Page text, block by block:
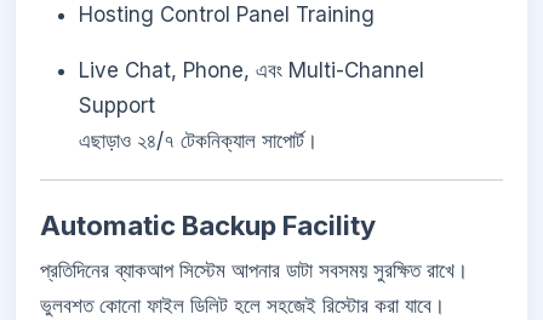
Hosting Control Panel Training
Live Chat, Phone, এবং Multi-Channel
Support
এছাড়াও ২৪/৭ টেকনিক্যাল সাপোর্ট।
Automatic Backup Facility
প্রতিদিনের ব্যাকআপ সিস্টেম আপনার ডাটা সবসময় সুরক্ষিত রাখে।
ভুলবশত কোনো ফাইল ডিলিট হলে সহজেই রিস্টোর করা যাবে।